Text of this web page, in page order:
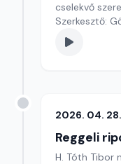
cselekvő
Szerkesztő:
2026. 04. 28.
Reggeli
H. Tóth Tibor